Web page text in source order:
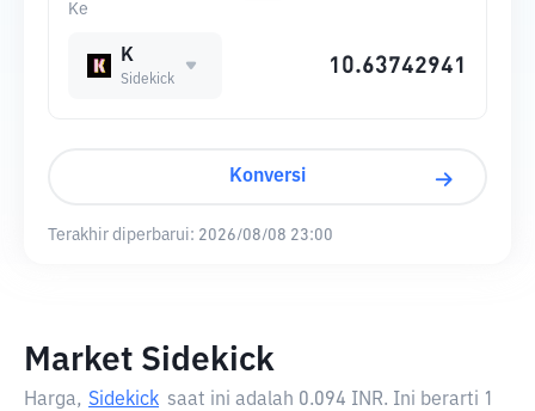
Ke
K
Sidekick
Konversi
Terakhir diperbarui: 2026/08/08 23:00
Market Sidekick
Harga, Sidekick saat ini adalah 0.094 INR. Ini berarti 1